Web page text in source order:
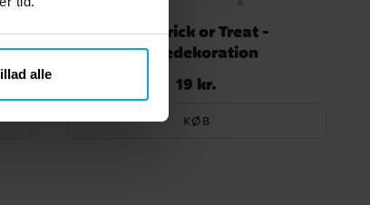
alle
Boo Trick or Treat -
Kagedekoration
Pris: 19 kr.
19 kr.
KØB